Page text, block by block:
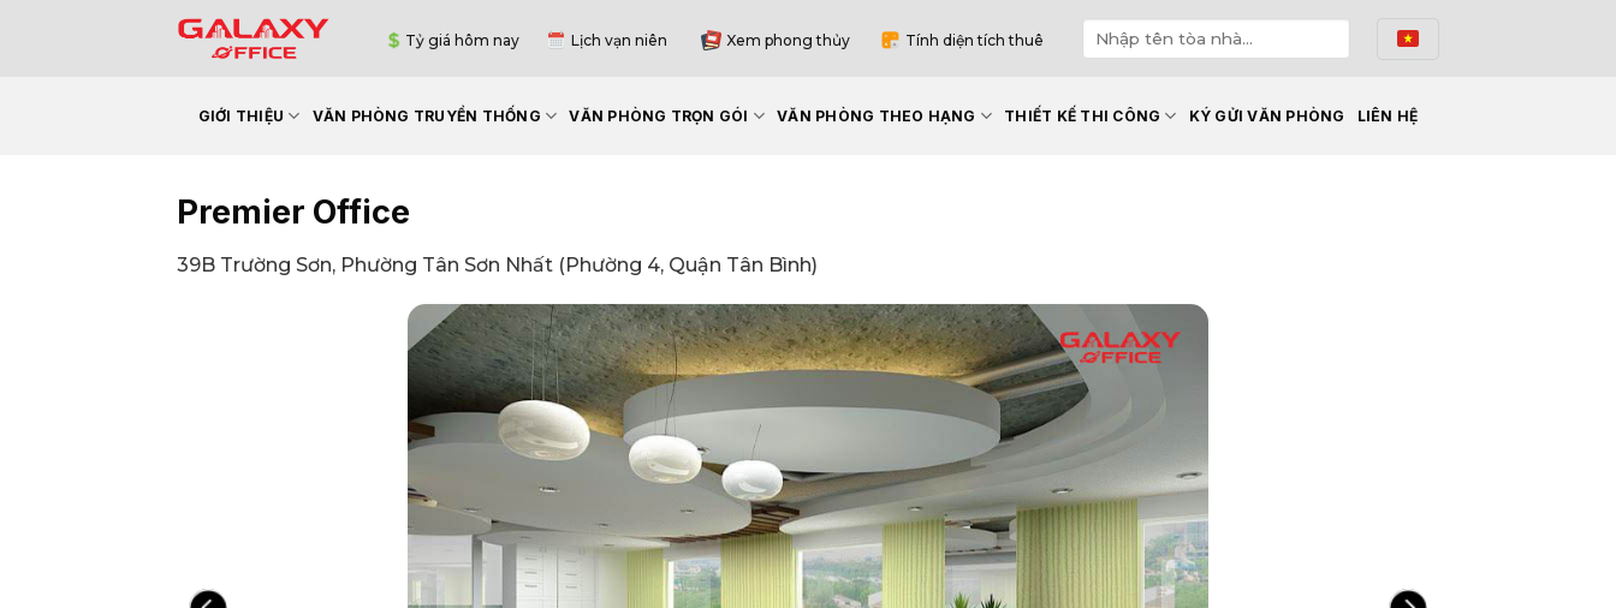
Tỷ giá hôm nay Lịch vạn niên Xem phong thủy Tính diện tích thuê
GIỚI THIỆU VĂN PHÒNG TRUYỀN THỐNG VĂN PHÒNG TRỌN GÓI VĂN PHÒNG THEO HẠNG THIẾT KẾ THI CÔNG KÝ GỬI VĂN PHÒNG LIÊN HỆ
Premier Office
39B Trường Sơn, Phường Tân Sơn Nhất (Phường 4, Quận Tân Bình)